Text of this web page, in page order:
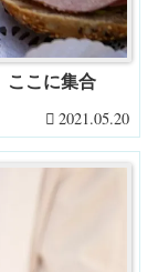
こに集合
2021.05.20